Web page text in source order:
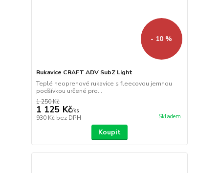
- 10 %
Rukavice CRAFT ADV SubZ Light
Teplé neoprenové rukavice s fleecovou jemnou
podšívkou určené pro...
1 250 Kč
1 125 Kč/ks
930 Kč bez DPH Skladem
Koupit